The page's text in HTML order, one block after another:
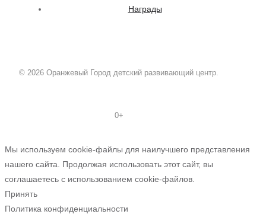
Награды
© 2026 Оранжевый Город детский развивающий центр.
0+
Мы используем cookie-файлы для наилучшего представления
нашего сайта. Продолжая использовать этот сайт, вы
соглашаетесь с использованием cookie-файлов.
Принять
Политика конфиденциальности